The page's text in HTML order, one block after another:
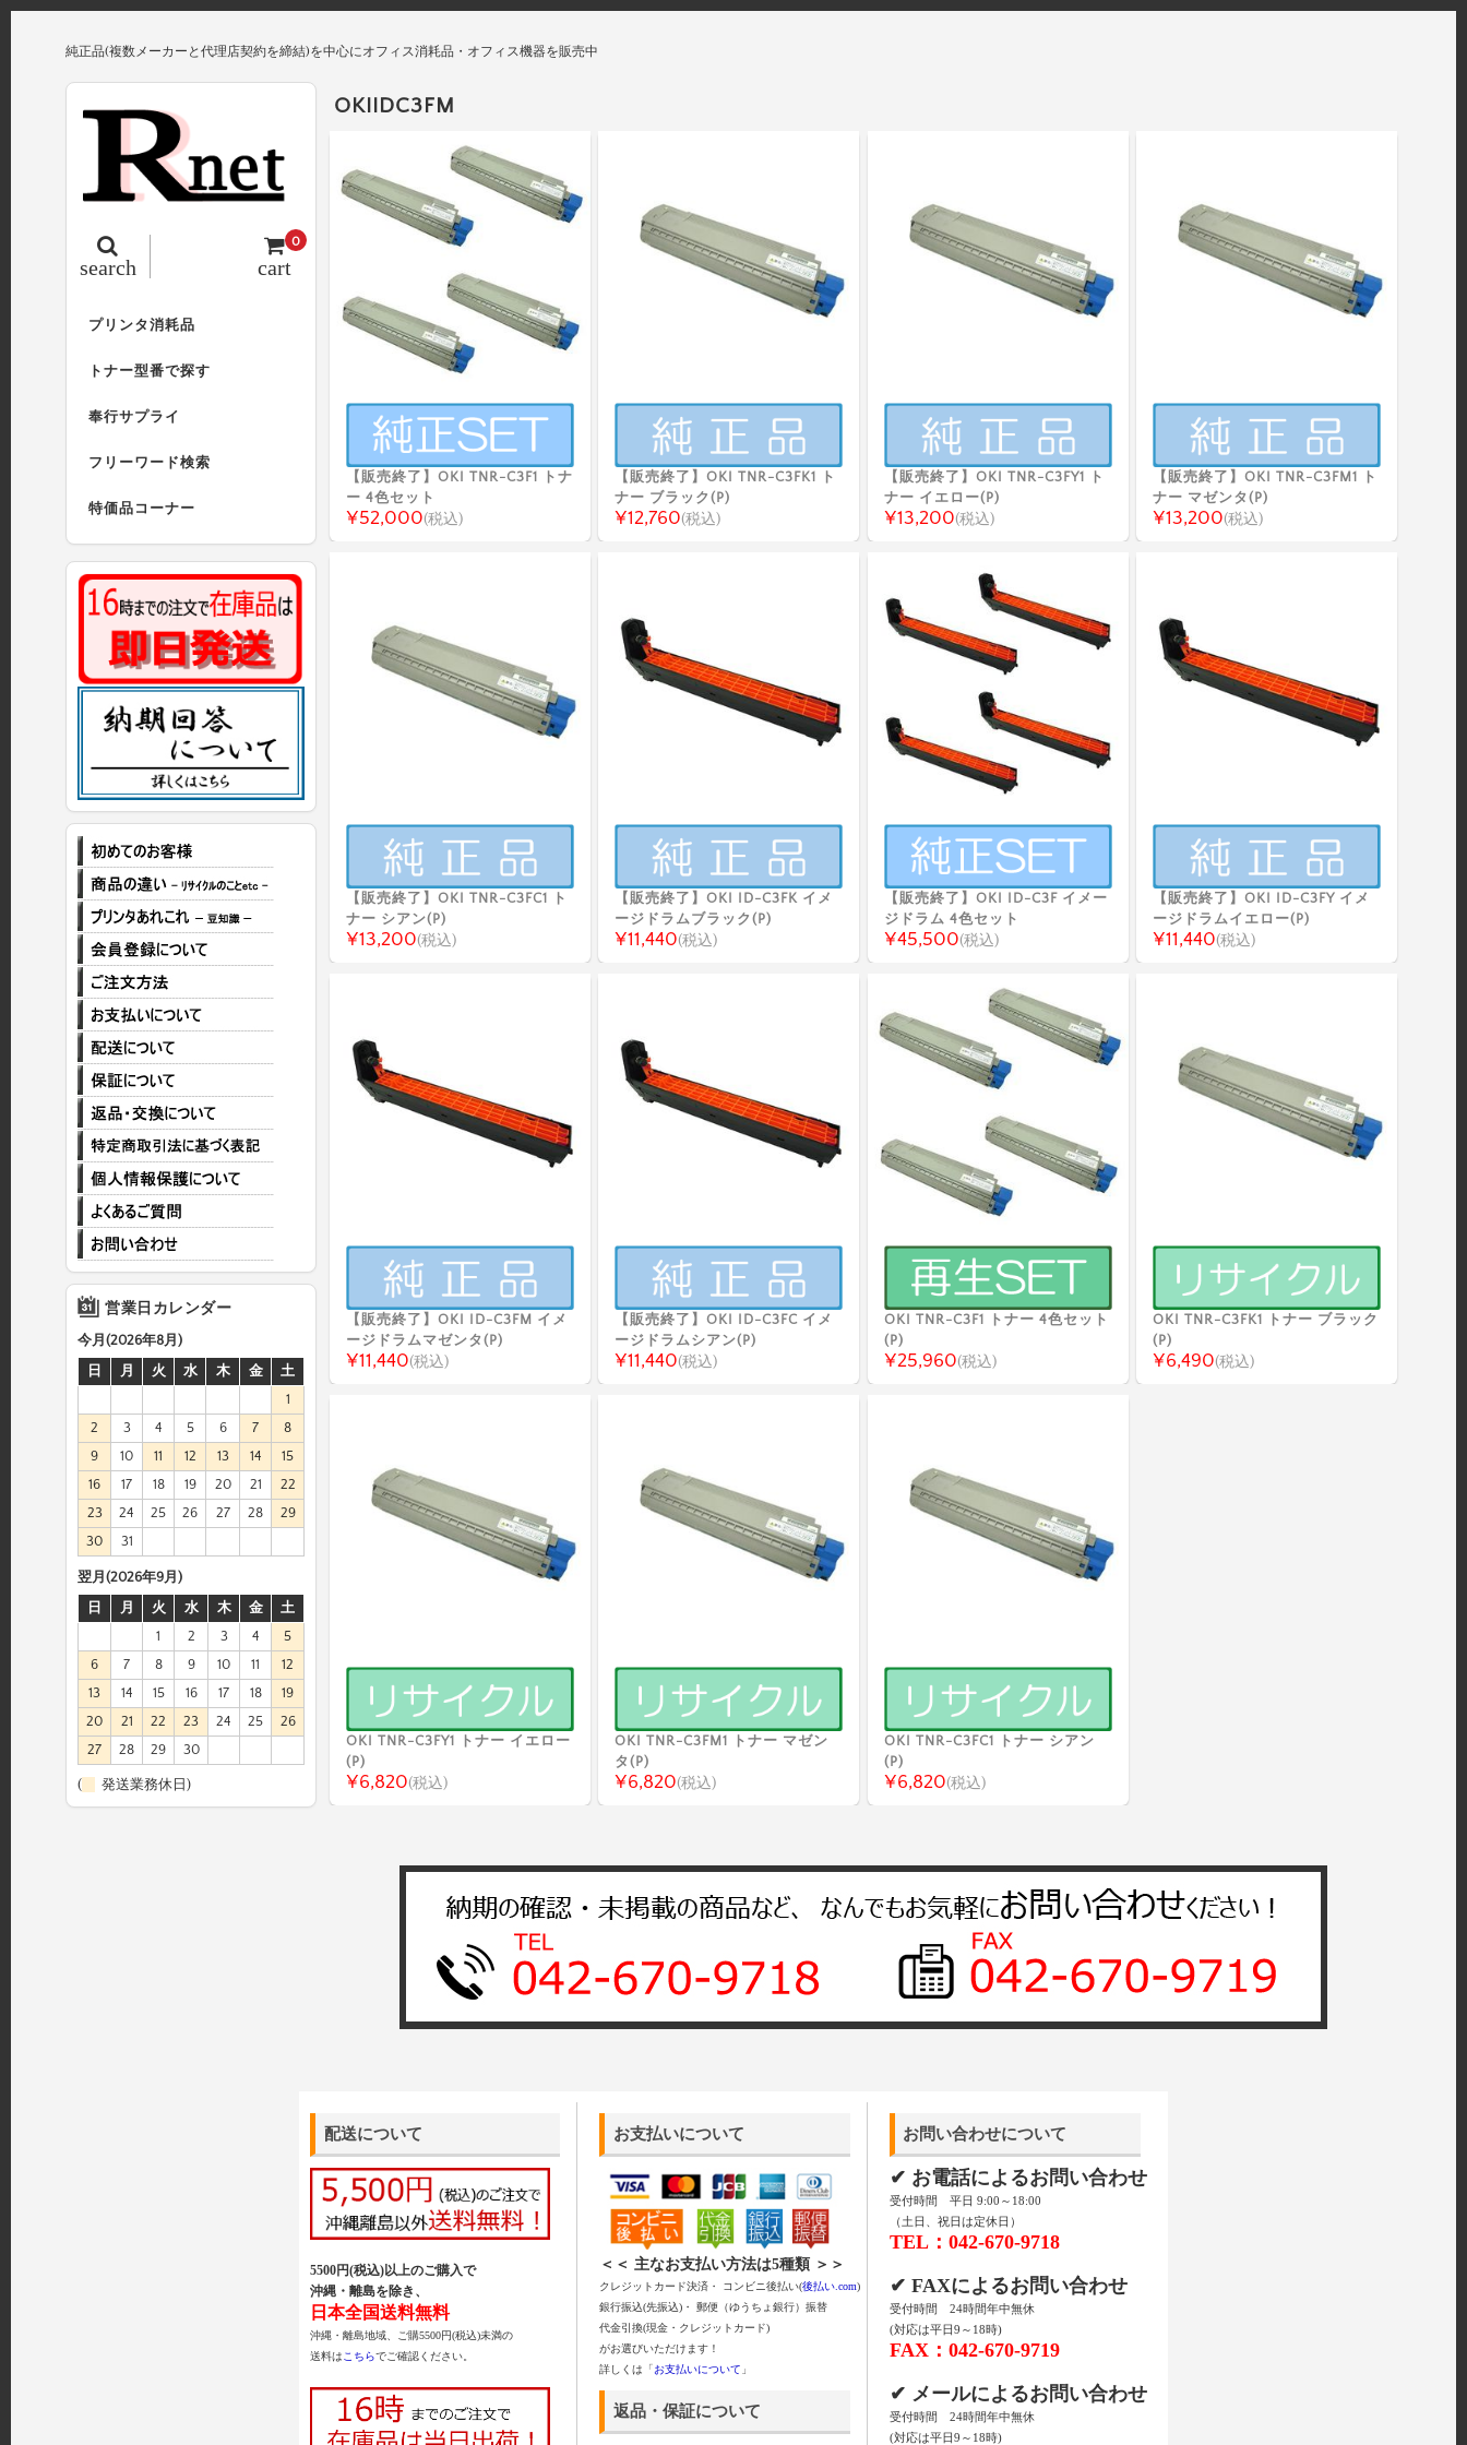
純正品(複数メーカーと代理店契約を締結)を中心にオフィス消耗品・オフィス機器を販売中
cart
0
search
プリンタ消耗品
トナー型番で探す
奉行サプライ
フリーワード検索
特価品コーナー
OKIIDC3FM
【販売終了】OKI TNR-C3F1 トナ
ー 4色セット
¥52,000(税込)
【販売終了】OKI TNR-C3FK1 ト
ナー ブラック(P)
¥12,760(税込)
【販売終了】OKI TNR-C3FY1 ト
ナー イエロー(P)
¥13,200(税込)
【販売終了】OKI TNR-C3FM1 ト
ナー マゼンタ(P)
¥13,200(税込)
【販売終了】OKI TNR-C3FC1 ト
ナー シアン(P)
¥13,200(税込)
【販売終了】OKI ID-C3FK イメ
ージドラムブラック(P)
¥11,440(税込)
【販売終了】OKI ID-C3F イメー
ジドラム 4色セット
¥45,500(税込)
【販売終了】OKI ID-C3FY イメ
ージドラムイエロー(P)
¥11,440(税込)
【販売終了】OKI ID-C3FM イメ
ージドラムマゼンタ(P)
¥11,440(税込)
【販売終了】OKI ID-C3FC イメ
ージドラムシアン(P)
¥11,440(税込)
OKI TNR-C3F1 トナー 4色セット
(P)
¥25,960(税込)
OKI TNR-C3FK1 トナー ブラック
(P)
¥6,490(税込)
OKI TNR-C3FY1 トナー イエロー
(P)
¥6,820(税込)
OKI TNR-C3FM1 トナー マゼン
タ(P)
¥6,820(税込)
OKI TNR-C3FC1 トナー シアン
(P)
¥6,820(税込)
営業日カレンダー
今月(2026年8月)
日
月 火 水 木 金
土
1
2
3 4 5 6 7
8
9
10 11 12 13 14
15
16
17 18 19 20 21
22
23
24 25 26 27 28
29
30
31
翌月(2026年9月)
日
月 火 水 木 金
土
1
2 3 4
5
6
7 8 9 10 11
12
13
14 15 16 17 18
19
20
21 22 23 24 25
26
27
28 29 30
( 発送業務休日)
配送について
5500円(税込)以上のご購入で
沖縄・離島を除き、
日本全国送料無料
沖縄・離島地域、ご購5500円(税込)未満の
送料は こちらでご確認ください。
お支払いについて
＜＜ 主なお支払い方法は5種類 ＞＞
クレジットカード決済・ コンビニ後払い(後払い.com)
銀行振込(先振込)・ 郵便（ゆうちょ銀行）振替
代金引換(現金・クレジットカード)
がお選びいただけます！
詳しくは「お支払いについて 」
返品・保証について
お問い合わせについて
✔ お電話によるお問い合わせ
受付時間 平日 9:00～18:00
（土日、祝日は定休日）
TEL：042-670-9718
✔ FAXによるお問い合わせ
受付時間 24時間年中無休
(対応は平日9～18時)
FAX：042-670-9719
✔ メールによるお問い合わせ
受付時間 24時間年中無休
(対応は平日9～18時)